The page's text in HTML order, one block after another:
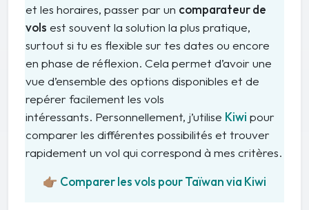
et les horaires, passer par un comparateur de
vols est souvent la solution la plus pratique,
surtout si tu es flexible sur tes dates ou encore
en phase de réflexion. Cela permet d’avoir une
vue d’ensemble des options disponibles et de
repérer facilement les vols
intéressants. Personnellement, j’utilise Kiwi pour
comparer les différentes possibilités et trouver
rapidement un vol qui correspond à mes critères.
👉🏽 Comparer les vols pour Taïwan via Kiwi